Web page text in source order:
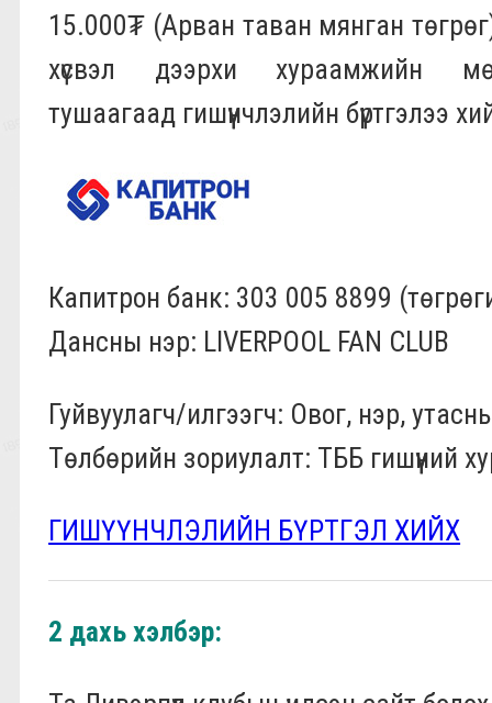
15.000₮ (Арван таван мянган
хүсвэл дээрхи хураамжийн
тушаагаад гишүүнчлэлийн бүртгэлээ
Капитрон банк: 303 005 8899
Дансны нэр: LIVERPOOL FAN CLUB
Гуйвуулагч/илгээгч: Овог, нэр,
Төлбөрийн зориулалт: ТББ гишүүний
ГИШҮҮНЧЛЭЛИЙН БҮРТГЭЛ ХИЙХ
2 дахь хэлбэр: